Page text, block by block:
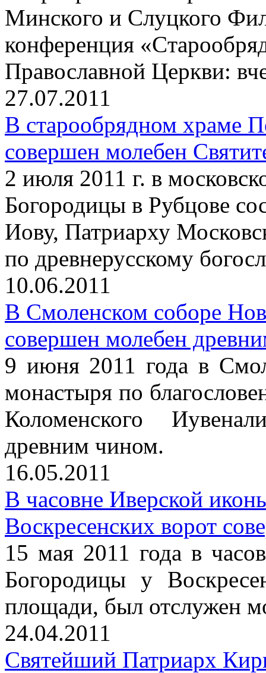
Минского и Слуцкого
конференция
Православной Церкви:
27.07.2011
В старообрядном храме
совершен молебен
2 июля 2011 г. в
Богородицы в Рубцове
Иову, Патриарху
по древнерусскому
10.06.2011
В Смоленском соборе
совершен молебен
9 июня 2011 года в
монастыря по
Коломенского
древним чином.
16.05.2011
В часовне Иверской
Воскресенских ворот
15 мая 2011 года в
Богородицы у
площади, был отслужен
24.04.2011
Святейший Патриарх